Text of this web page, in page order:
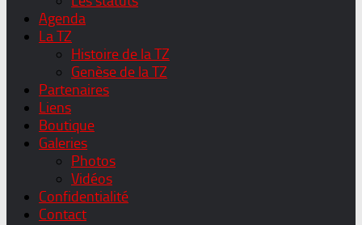
Agenda
La TZ
Histoire de la TZ
Genèse de la TZ
Partenaires
Liens
Boutique
Galeries
Photos
Vidéos
Confidentialité
Contact